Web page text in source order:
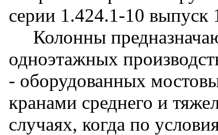
серии 1.424.1-10 выпуск
Колонны
одноэтажных
- оборудованных
кранами среднего и
случаях, когда по